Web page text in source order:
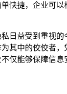
快捷，企业可
日益受到重视
其中的佼佼者
仅能够保障信息